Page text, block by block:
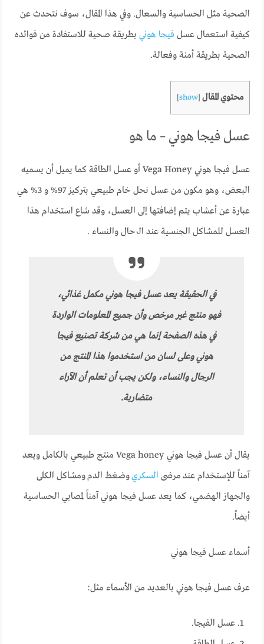
الصحية مثل الحساسية والسعال. وفي هذا المقال، سوف نتحدث عن
كيفية استعمال عسل فيجا هوني بطريقة صحية للاستفادة من فوائده
الصحية بطريقة أمنة وفعالة.
محتوي المقال [
show
]
عسل فيجا هوني – ما هو
عسل فيجا هوني Vega Honey أو عسل الطاقة كما يميل أن يسميه
البعض، وهو مكون من عسل نحل خام طبيعي بتركيز 97% و 3% هي
عبارة عن أعشاب يتم إضافتها إلى العسل، وقد شاع استخدام هذا
العسل للمشاكل الجنسية عند الرجال والنساء .
في الحقيقة يعد عسل فيجا هوني مكمل غذائي،
فهو منتج غير مرخص وأن جميع المعلومات الواردة
في هذه الصفحة إنما هي من شركة تصنيع فيجا
هوني وعلى لسان من استخدموا هذا المنتج من
الرجال والنساء، ولكن يجب أن تعلم أن الآراء
متضاربة.
يقال أن عسل فيجا هوني Vega honey منتج طبيعي بالكامل ويعد
آمناً للإستخدام عند مرضى السكريوضغط الدم ومشاكل الكلى
والجهاز الهضمي، كما يعد عسل فيجا هوني آمناً لمصابي الحساسية
أيضاً.
أسماء عسل فيجا هوني
عرف عسل فيجا هوني بالعديد من الأسماء مثل:
عسل الفيجا.